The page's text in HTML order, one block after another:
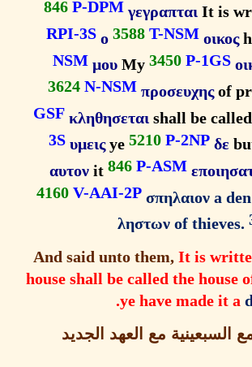
846P-DPMγεγραπται
RPI-3Sο3588T-NSM
NSMμουMy3450P-
3624N-NSM
GSFκληθησεταιshall
3Sυμειςye5210P-
αυτονit846P-ASM
4160V-AAI-2P
ληστων of
It
house shall be called the
ye have
.
مع العهد الجديد